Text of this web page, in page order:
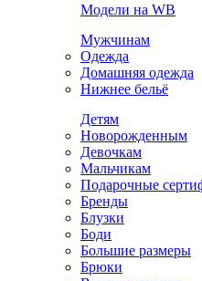
Модели на WB
Мужчинам
Одежда
Домашняя одежда
Нижнее бельё
Детям
Новорожденным
Девочкам
Мальчикам
Подарочные
Бренды
Блузки
Боди
Большие размеры
Брюки